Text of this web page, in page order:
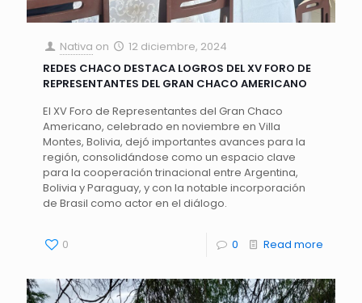
Nativa on
12 diciembre, 2024
REDES CHACO DESTACA LOGROS DEL XV FORO DE
REPRESENTANTES DEL GRAN CHACO AMERICANO
El XV Foro de Representantes del Gran Chaco
Americano, celebrado en noviembre en Villa
Montes, Bolivia, dejó importantes avances para la
región, consolidándose como un espacio clave
para la cooperación trinacional entre Argentina,
Bolivia y Paraguay, y con la notable incorporación
de Brasil como actor en el diálogo.
0 0 Read more